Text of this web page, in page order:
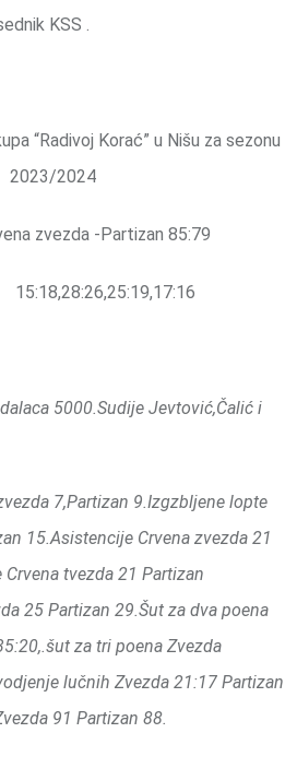
KSS .
“Radivoj Korać” u Nišu za sezonu
2023/2024
-Partizan 85:79
5000.Sudije Jevtović,Čalić i
7,Partizan 9.Izgzbljene lopte
15.Asistencije Crvena zvezda 21
tvezda 21 Partizan
25 Partizan 29.Šut za dva poena
za tri poena Zvezda
lučnih Zvezda 21:17 Partizan
91 Partizan 88.